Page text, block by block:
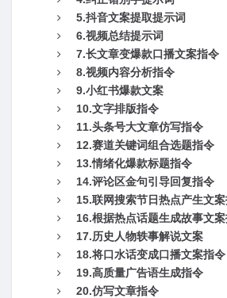
5.抖音文案提取提示词
6.视频总结提示词
7.长文章变爆款口播文案指令
8.视频内容分析指令
9.小红书爆款文案
10.文字排版指令
11.头条号大文章仿写指令
12.赛道关键词组合选题指令
13.情绪化爆款标题指令
14.评论区金句引导回复指令
15.联网搜索节日热点产生文
16.根据热点话题生成故事文
17.历史人物轶事解说文案
18.将口水话变成口播文案指令
19.高质量广告语生成指令
20.仿写文章指令